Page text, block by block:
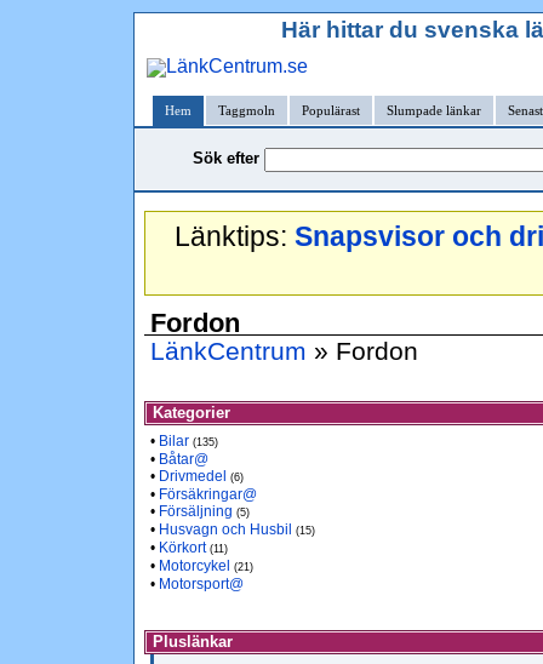
Här hittar du svenska
Hem Taggmoln Populärast Slumpade länkar
Sök efter
Länktips: Snapsvisor och
Fordon
LänkCentrum » Fordon
Kategorier
• Bilar (135)
• Båtar@
• Drivmedel (6)
• Försäkringar@
• Försäljning (5)
• Husvagn och Husbil (15)
• Körkort (11)
• Motorcykel (21)
• Motorsport@
Pluslänkar